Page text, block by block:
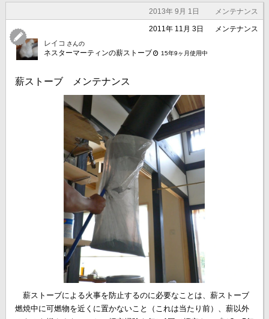
2013年 9月 1日 メンテナンス
2011年 11月 3日
メンテナンス
レイコ さんの
ネスターマーティンの薪ストーブ 15年9ヶ月使用中
薪ストーブ メンテナンス
薪ストーブによる火事を防止するのに必要なことは、薪ストーブ
燃焼中に可燃物を近くに置かないこと（これは当たり前）、薪以外